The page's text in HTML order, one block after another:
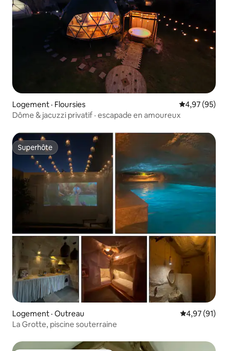
Logement · Floursies Note
4,97 (95)
Dôme & jacuzzi privatif · escapade en amoureux
Superhôte
Superhôte
Logement · Outreau Note
4,97 (91)
La Grotte, piscine souterraine